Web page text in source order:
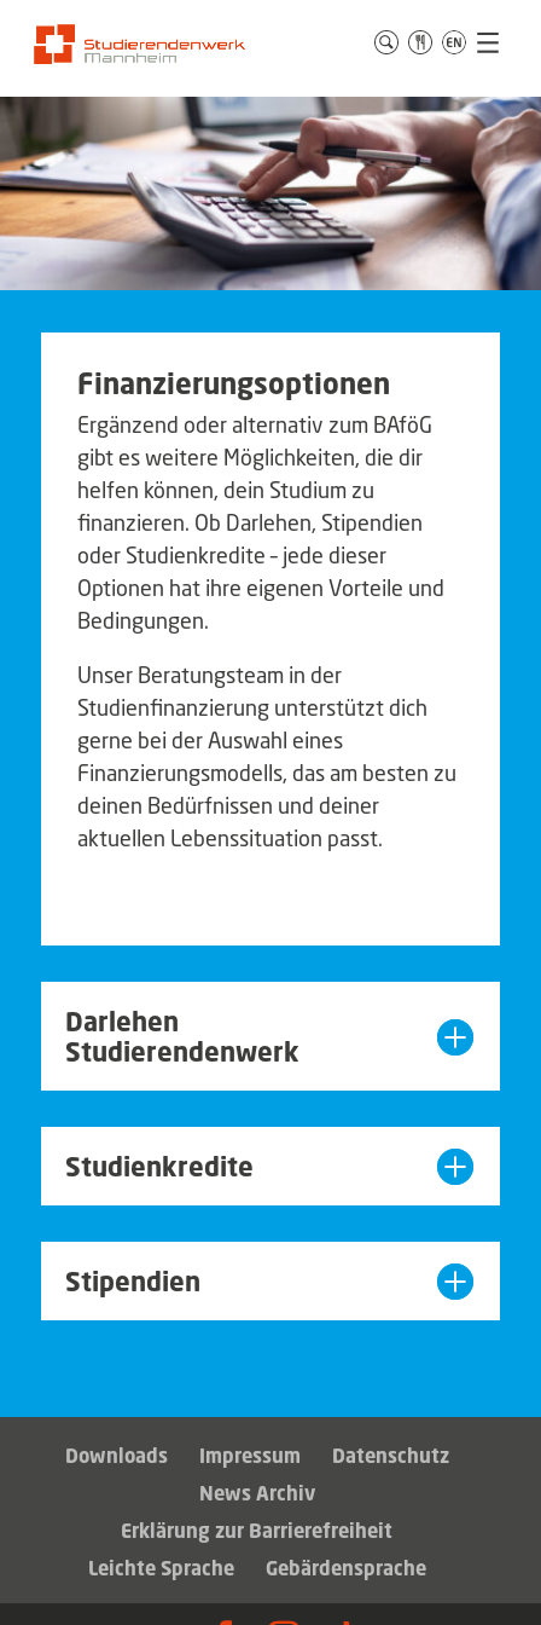
Finanzierungsoptionen
Ergänzend oder alternativ zum BAföG
gibt es weitere Möglichkeiten, die dir
helfen können, dein Studium zu
finanzieren. Ob Darlehen, Stipendien
oder Studienkredite – jede dieser
Optionen hat ihre eigenen Vorteile und
Bedingungen.
Unser Beratungsteam in der
Studienfinanzierung unterstützt dich
gerne bei der Auswahl eines
Finanzierungsmodells, das am besten zu
deinen Bedürfnissen und deiner
aktuellen Lebenssituation passt.
Darlehen
Studierendenwerk
Studienkredite
Stipendien
Downloads Impressum
Datenschutz
News Archiv
Erklärung zur Barrierefreiheit
Leichte Sprache
Gebärdensprache